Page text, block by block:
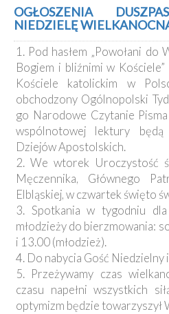
Kancelaria
Galeria
Dekanat
Nowy
Staw
Kolegiacka
Duszpasterze
Polecane
strony
Ochrona
Małoletnich
OGŁOSZENIA
NIEDZIELĘ
1. Pod hasłem „Powołani
Bogiem i bliźnimi w
Kościele katolickim w
obchodzony Ogólnopolski
go Narodowe Czytanie
wspólnotowej lektury
Dziejów Apostolskich.
2. We wtorek Uroczystość
Męczennika, Głównego
Elbląskiej, w czwartek święto
3. Spotkania w tygodniu
młodzieży do bierzmowania:
i 13.00 (młodzież).
4. Do nabycia Gość Niedzielny
5. Przeżywamy czas
czasu napełni wszystkich
optymizm będzie towarzyszył